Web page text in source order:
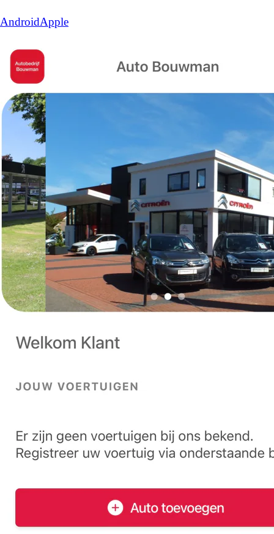
AndroidApple